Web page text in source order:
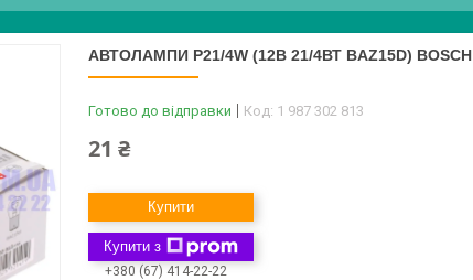
АВТОЛАМПИ P21/4W (12В 21/4ВТ BAZ15D) BOSCH
Готово до відправки Код: 1 987 302 813
21 ₴
Купити
Купити з
+380 (67) 414-22-22